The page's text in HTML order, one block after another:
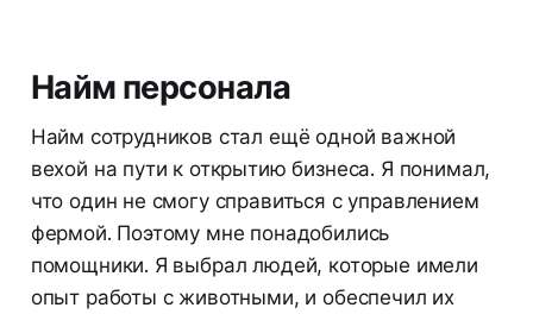
Найм персонала
Найм сотрудников стал ещё одной важной
вехой на пути к открытию бизнеса. Я понимал,
что один не смогу справиться с управлением
фермой. Поэтому мне понадобились
помощники. Я выбрал людей, которые имели
опыт работы с животными, и обеспечил их